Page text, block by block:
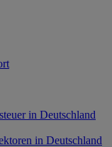
in Deutschland
in Deutschland